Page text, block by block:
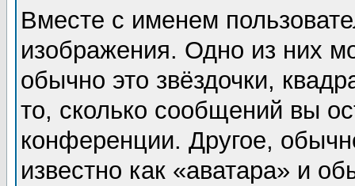
Вместе с именем
изображения. Одно из них
обычно это звёздочки,
то, сколько сообщений вы
конференции. Другое,
известно как «аватара» и